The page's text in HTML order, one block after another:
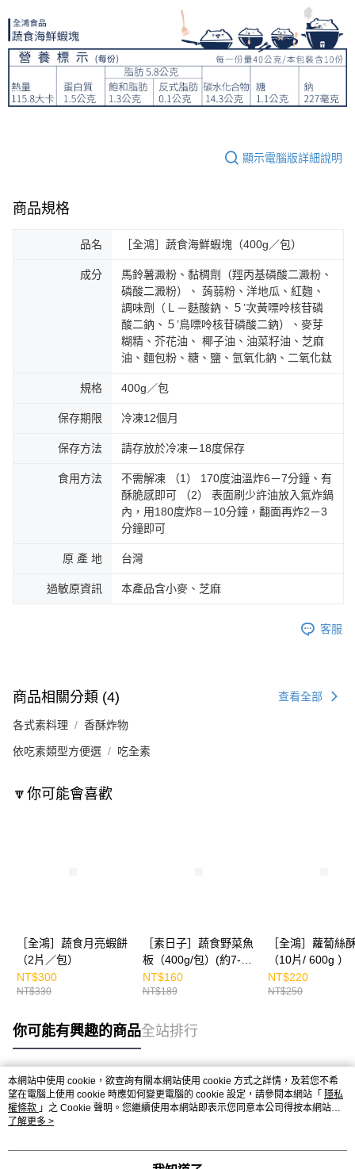
顯示電腦版詳細說明
商品規格
品名 ［全鴻］蔬食海鮮蝦塊（400g／包）
成分
馬鈴薯澱粉、黏稠劑（羥丙基磷酸二澱粉、
磷酸二澱粉）、 蒟蒻粉、洋地瓜、紅麴、
調味劑（Ｌ－麩酸鈉、５’次黃嘌呤核苷磷
酸二鈉、５’鳥嘌呤核苷磷酸二鈉）、麥芽
糊精、芥花油、 椰子油、油菜籽油、芝麻
油、麵包粉、糖、鹽、氫氧化鈉、二氧化鈦
規格 400g／包
保存期限 冷凍12個月
保存方法 請存放於冷凍－18度保存
食用方法
不需解凍 （1） 170度油溫炸6－7分鐘、有
酥脆感即可 （2） 表面刷少許油放入氣炸鍋
內，用180度炸8－10分鐘，翻面再炸2－3
分鐘即可
原 產 地 台灣
過敏原資訊 本產品含小麥、芝麻
客服
商品相關分類 (4) 查看全部
各式素料理 香酥炸物
依吃素類型方便選 吃全素
🔽你可能會喜歡
［全鴻］蔬食月亮蝦餅
（2片／包）
NT$300
NT$330
［素日子］蔬食野菜魚
板（400g/包）(約7-8
片)
NT$160
NT$189
［全鴻］蘿蔔絲
（10片/ 600g ）
NT$220
NT$250
你可能有興趣的商品全站排行
熱門標籤
本網站中使用 cookie，欲查詢有關本網站使用 cookie 方式之詳情，及若您不希
望在電腦上使用 cookie 時應如何變更電腦的 cookie 設定，請參閱本網站「 隱私
權條款 」之 Cookie 聲明。您繼續使用本網站即表示您同意本公司得按本網站使
用條款之 Cookie 聲明使用 cookie。
了解更多 >